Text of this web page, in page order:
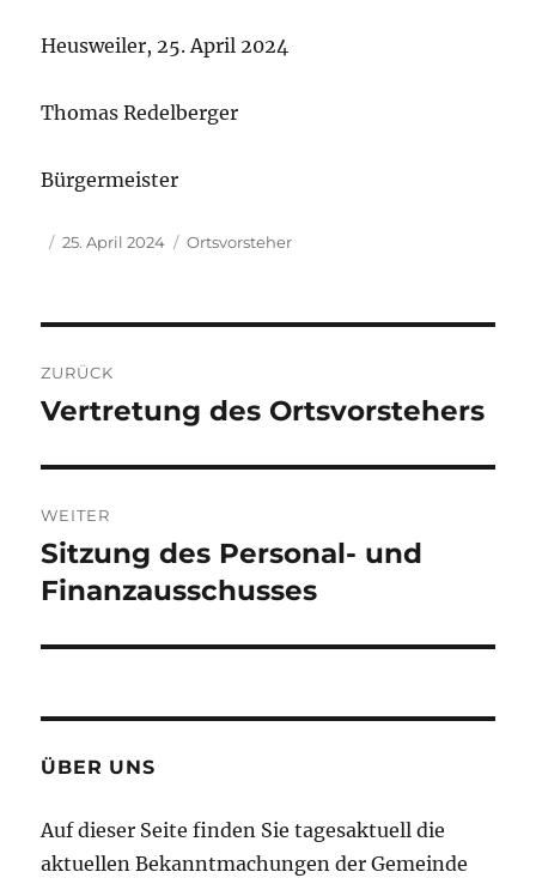
Heusweiler, 25. April 2024
Thomas Redelberger
Bürgermeister
AutorVeröffentlicht
25. April 2024 Kategorien
Ortsvorsteher
ZURÜCK
Vorheriger
Vertretung des Ortsvorstehers
WEITER
Nächster
Beitrag:
Sitzung des Personal- und
Finanzausschusses
ÜBER UNS
Auf dieser Seite finden Sie tagesaktuell die
aktuellen Bekanntmachungen der Gemeinde